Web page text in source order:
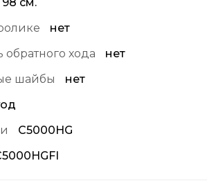
нет
хода
нет
шайбы
нет
С5000HG